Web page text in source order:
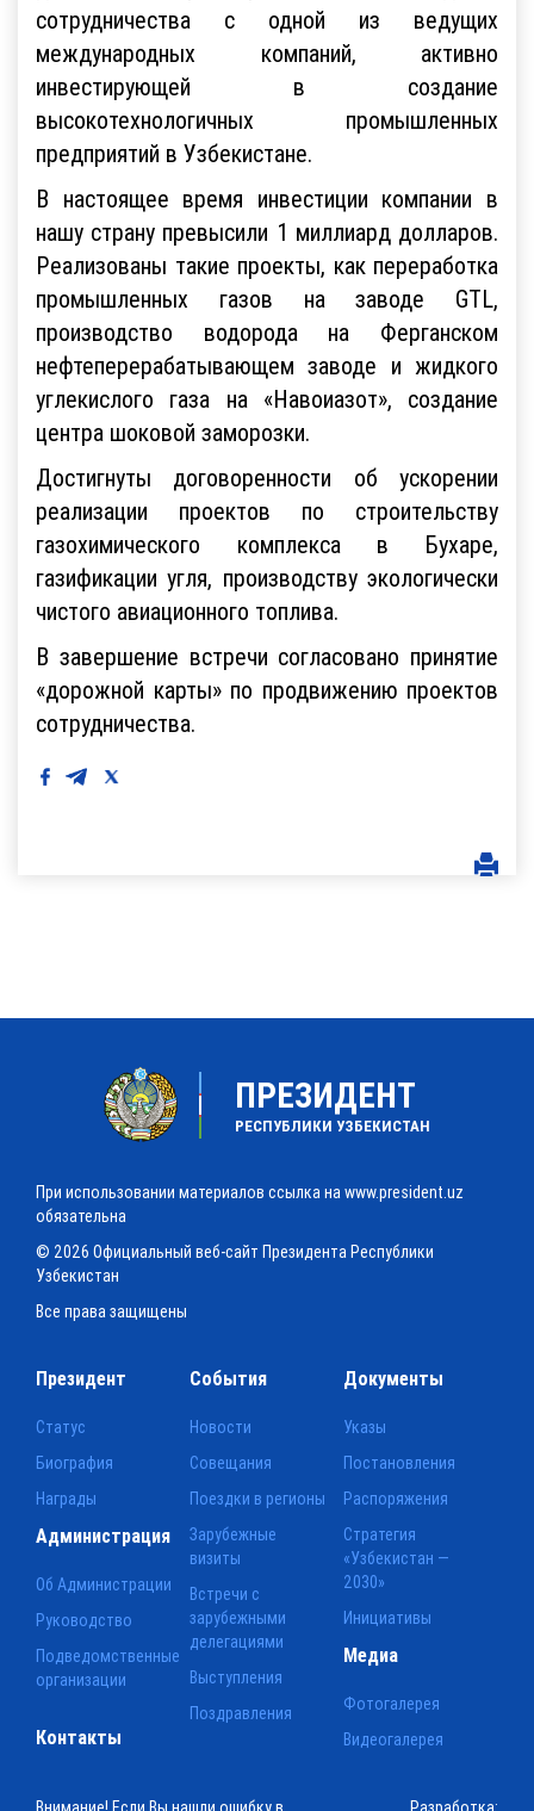
сотрудничества с одной из ведущих
международных компаний, активно
инвестирующей в создание
высокотехнологичных промышленных
предприятий в Узбекистане.
В настоящее время инвестиции компании в
нашу страну превысили 1 миллиард долларов.
Реализованы такие проекты, как переработка
промышленных газов на заводе GTL,
производство водорода на Ферганском
нефтеперерабатывающем заводе и жидкого
углекислого газа на «Навоиазот», создание
центра шоковой заморозки.
Достигнуты договоренности об ускорении
реализации проектов по строительству
газохимического комплекса в Бухаре,
газификации угля, производству экологически
чистого авиационного топлива.
В завершение встречи согласовано принятие
«дорожной карты» по продвижению проектов
сотрудничества.
ПРЕЗИДЕНТ
РЕСПУБЛИКИ УЗБЕКИСТАН
При использовании материалов ссылка на www.president.uz
обязательна
© 2026 Официальный веб-сайт Президента Республики
Узбекистан
Все права защищены
Президент
Статус
Биография
Награды
События
Новости
Совещания
Поездки в регионы
Зарубежные
визиты
Встречи с
зарубежными
делегациями
Выступления
Поздравления
Документы
Указы
Постановления
Распоряжения
Стратегия
«Узбекистан —
2030»
Инициативы
Администрация
Об Администрации
Руководство
Подведомственные
организации
Медиа
Фотогалерея
Видеогалерея
Контакты